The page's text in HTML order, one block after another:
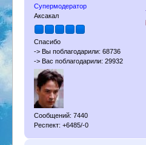
Супермодератор
Аксакал
Спасибо
-> Вы поблагодарили: 68736
-> Вас поблагодарили: 29932
Сообщений: 7440
Респект: +6485/-0